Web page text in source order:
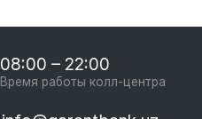
08:00 – 22:00
Время работы колл-центра